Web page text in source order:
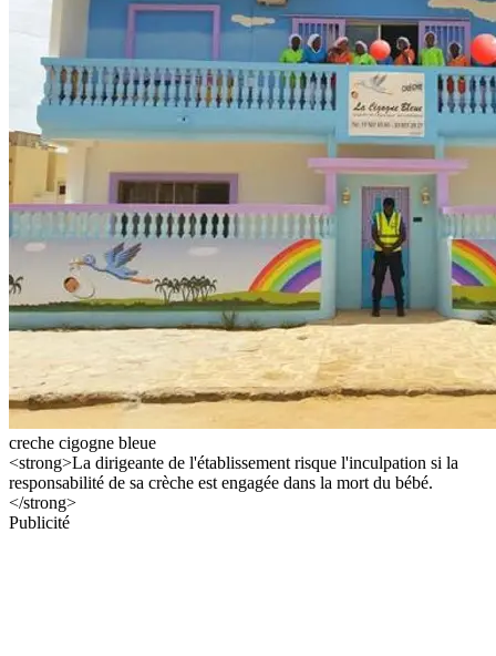
creche cigogne bleue
<strong>La dirigeante de l'établissement risque l'inculpation si la
responsabilité de sa crèche est engagée dans la mort du bébé.
</strong>
Publicité